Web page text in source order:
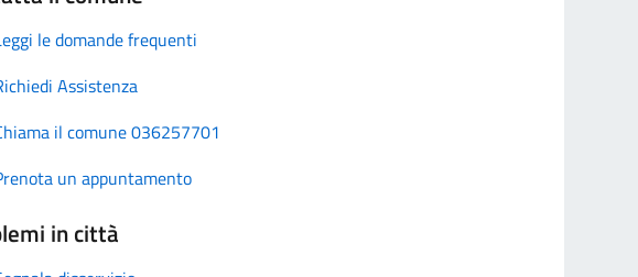
le domande frequenti
Assistenza
il comune 036257701
un appuntamento
in città